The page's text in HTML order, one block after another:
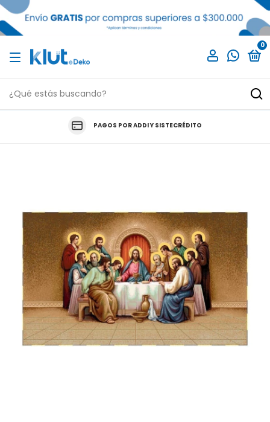
0
PAGOS POR ADDI Y SISTECRÉDITO